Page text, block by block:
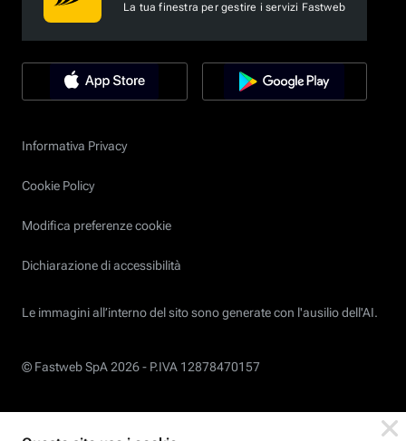
La tua finestra per gestire i servizi Fastweb
Informativa Privacy
Cookie Policy
Modifica preferenze cookie
Dichiarazione di accessibilità
Le immagini all’interno del sito sono generate con l'ausilio dell'AI.
© Fastweb SpA 2026 - P.IVA 12878470157